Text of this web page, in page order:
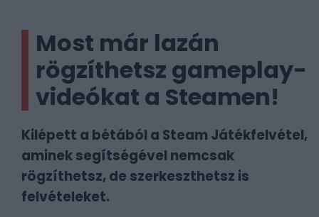
Most már lazán
rögzíthetsz gameplay-
videókat a Steamen!
Kilépett a bétából a Steam Játékfelvétel,
aminek segítségével nemcsak
rögzíthetsz, de szerkeszthetsz is
felvételeket.